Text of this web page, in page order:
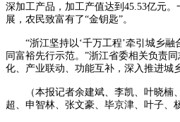
深加工产品，加工产值达到45.53亿元
展，农民致富有了“金钥匙”。
“浙江坚持以‘千万工程’牵引城乡融
同富裕先行示范。”浙江省委相关负责
化、产业联动、功能互补，深入推进城
（本报记者余建斌、李凯、叶晓楠
超、申智林、张文豪、毕京津、叶子、